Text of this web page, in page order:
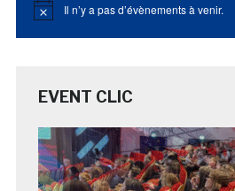
Notice Il n’y a pas d’évènements à venir.
EVENT CLIC